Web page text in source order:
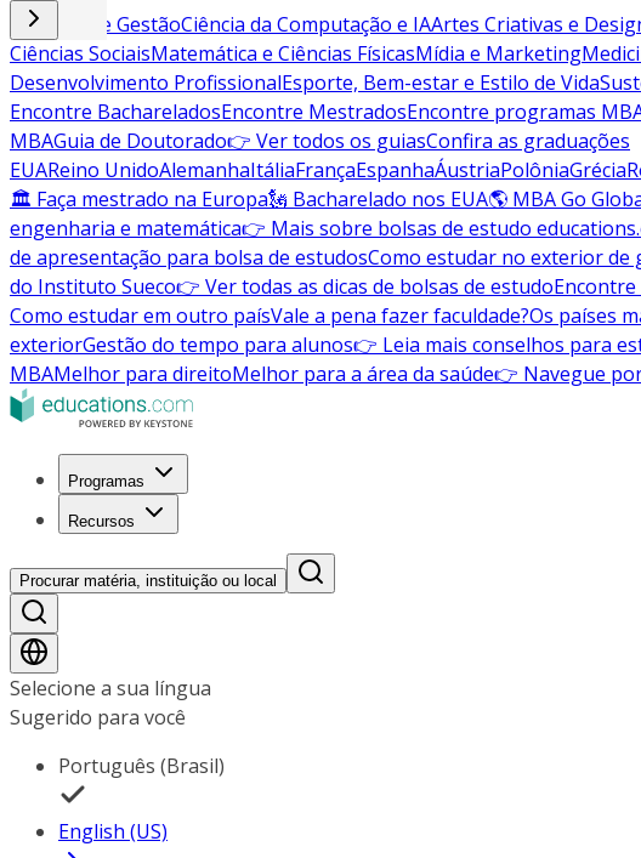
Negócios e GestãoCiência da Computação e IAArtes Criativas e
Ciências SociaisMatemática e Ciências FísicasMídia e Marketing
Desenvolvimento ProfissionalEsporte, Bem-estar e Estilo de Vida
Encontre BachareladosEncontre MestradosEncontre programas
MBAGuia de Doutorado👉 Ver todos os guiasConfira as graduações
EUAReino UnidoAlemanhaItáliaFrançaEspanhaÁustriaPolôniaGrécia
🏛 Faça mestrado na Europa🗽 Bacharelado nos EUA🌎 MBA Go
engenharia e matemática👉 Mais sobre bolsas de estudo
de apresentação para bolsa de estudosComo estudar no exterior de
do Instituto Sueco👉 Ver todas as dicas de bolsas de estudo
Como estudar em outro paísVale a pena fazer faculdade?Os países
exteriorGestão do tempo para alunos👉 Leia mais conselhos para
MBAMelhor para direitoMelhor para a área da saúde👉 Navegue
Programas
Recursos
Procurar matéria, instituição ou local
Selecione a sua língua
Sugerido para você
Português (Brasil)
English (US)